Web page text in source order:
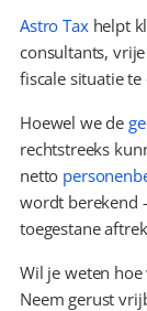
Astro Tax helpt
consultants,
fiscale situatie
Hoewel we de
rechtstreeks
netto
wordt berekend
toegestane
Wil je weten
Neem gerust